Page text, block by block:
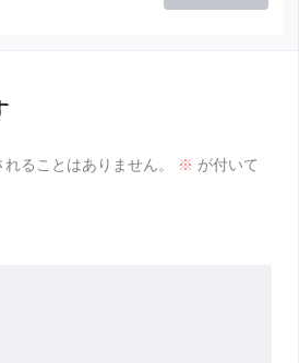
ることはありません。 ※ が付いて